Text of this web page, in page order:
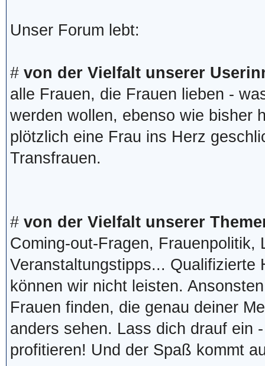
Unser Forum lebt:
# von der Vielfalt unserer
alle Frauen, die Frauen lieben -
werden wollen, ebenso wie bisher
plötzlich eine Frau ins Herz
Transfrauen.
# von der Vielfalt unserer
Coming-out-Fragen, Frauenpolitik,
Veranstaltungstipps... Qualifizierte
können wir nicht leisten.
Frauen finden, die genau deiner
anders sehen. Lass dich drauf ein
profitieren! Und der Spaß kommt